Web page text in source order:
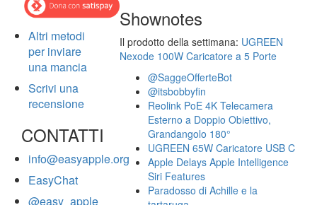
Altri metodi
per inviare
una mancia
Scrivi una
recensione
CONTATTI
info@easyapple.org
EasyChat
@easy_apple
Shownotes
Il prodotto della settimana: UGREEN
Nexode 100W Caricatore a 5 Porte
@SaggeOfferteBot
@itsbobbyfin
Reolink PoE 4K Telecamera
Esterno a Doppio Obiettivo,
Grandangolo 180°
UGREEN 65W Caricatore USB C
Apple Delays Apple Intelligence
Siri Features
Paradosso di Achille e la